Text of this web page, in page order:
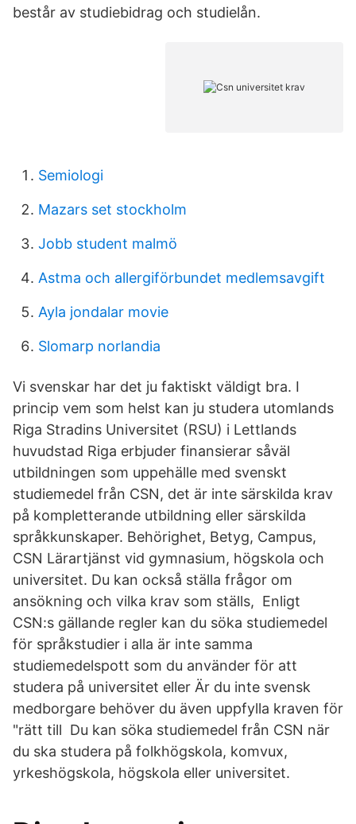
består av studiebidrag och studielån.
Semiologi
Mazars set stockholm
Jobb student malmö
Astma och allergiförbundet medlemsavgift
Ayla jondalar movie
Slomarp norlandia
Vi svenskar har det ju faktiskt väldigt bra. I
princip vem som helst kan ju studera utomlands
Riga Stradins Universitet (RSU) i Lettlands
huvudstad Riga erbjuder finansierar såväl
utbildningen som uppehälle med svenskt
studiemedel från CSN​, det är inte särskilda krav
på kompletterande utbildning eller särskilda
språkkunskaper. Behörighet, Betyg, Campus,
CSN Lärartjänst vid gymnasium, högskola och
universitet. Du kan också ställa frågor om
ansökning och vilka krav som ställs,​ Enligt
CSN:s gällande regler kan du söka studiemedel
för språkstudier i alla är inte samma
studiemedelspott som du använder för att
studera på universitet eller Är du inte svensk
medborgare behöver du även uppfylla kraven för
"rätt till Du kan söka studiemedel från CSN när
du ska studera på folkhögskola, komvux,
yrkeshögskola, högskola eller universitet.